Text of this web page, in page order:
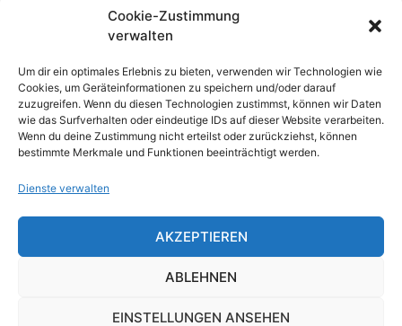
Cookie-Zustimmung
verwalten
Um dir ein optimales Erlebnis zu bieten, verwenden wir Technologien wie
Cookies, um Geräteinformationen zu speichern und/oder darauf
zuzugreifen. Wenn du diesen Technologien zustimmst, können wir Daten
wie das Surfverhalten oder eindeutige IDs auf dieser Website verarbeiten.
Wenn du deine Zustimmung nicht erteilst oder zurückziehst, können
bestimmte Merkmale und Funktionen beeinträchtigt werden.
Dienste verwalten
AKZEPTIEREN
ABLEHNEN
EINSTELLUNGEN ANSEHEN
SCHACHTICKER
Impressum